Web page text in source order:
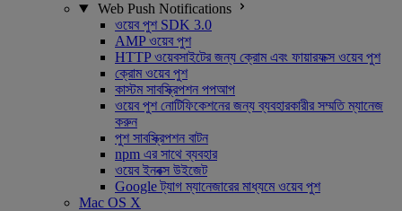
Web Push Notifications
ওয়েব পুশ SDK 3.0
AMP ওয়েব পুশ
HTTP ওয়েবসাইটের জন্য ক্রোম এবং ফায়ারফক্স ওয়েব পুশ
ক্রোম ওয়েব পুশ
কাস্টম সাবস্ক্রিপশন পপআপ
ওয়েব পুশ নোটিফিকেশনের জন্য ব্যবহারকারীর সম্মতি ম্যানেজ
করুন
পুশ সাবস্ক্রিপশন বাটন
npm এর সাথে ব্যবহার
ওয়েব ইনবক্স উইজেট
Google ট্যাগ ম্যানেজারের মাধ্যমে ওয়েব পুশ
Mac OS X